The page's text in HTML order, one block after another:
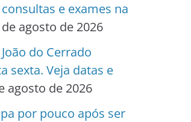
e exames na
agosto de 2026
do Cerrado
sexta. Veja datas e
agosto de 2026
por pouco após ser